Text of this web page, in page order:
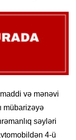
və mənəvi
mübarizəyə
səyləri
4-ü